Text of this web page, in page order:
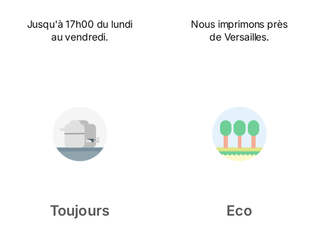
Jusqu'à 17h00 du lundi
au vendredi.
Nous imprimons près
de Versailles.
Toujours
Eco